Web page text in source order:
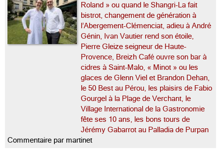
Roland » ou quand le Shangri-La fait
bistrot, changement de génération à
l’Abergement-Clémenciat, adieu à André
Génin, Ivan Vautier rend son étoile,
Pierre Gleize seigneur de Haute-
Provence, Breizh Café ouvre son bar à
cidres à Saint-Malo, « Minot » ou les
glaces de Glenn Viel et Brandon Dehan,
le 50 Best au Pérou, les plaisirs de Fabio
Gourgel à la Plage de Verchant, le
Village International de la Gastronomie
fête ses 10 ans, les bons tours de
Jérémy Gabarrot au Palladia de Purpan
Commentaire par martinet